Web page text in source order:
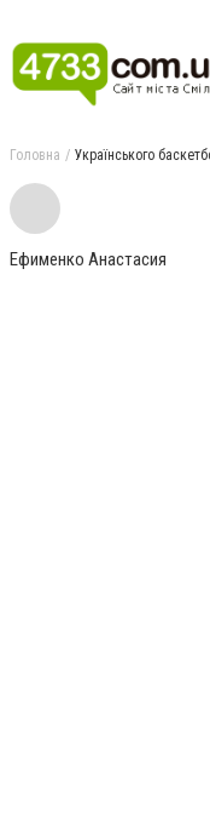
Головна Українського
Ефименко Анастасия